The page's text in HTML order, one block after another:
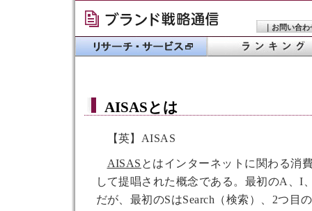
｜ お問い合わ
AISASとは
【英】AISAS
AISAS とはインターネットに関わる消
して提唱された概念である。最初のA、I
だが、最初のSはSearch（検索）、2つ目